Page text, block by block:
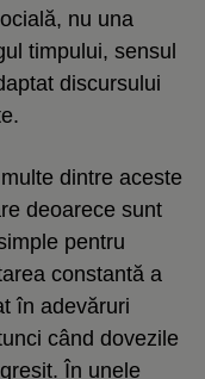
nu una
timpului, sensul
discursului
dintre aceste
deoarece sunt
pentru
constantă a
în adevăruri
când dovezile
În unele